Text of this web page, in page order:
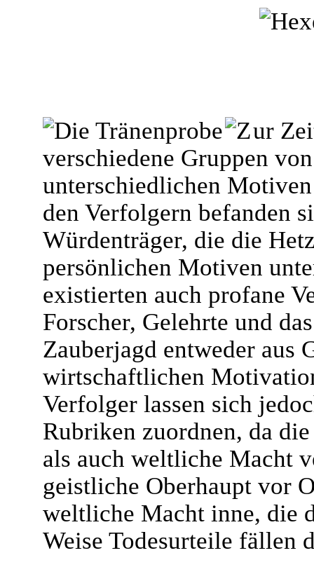
ur
verschiedene Gruppen
unterschiedlichen
den Verfolgern befanden
Würdenträger, die die
persönlichen Motiven
existierten auch profane
Forscher, Gelehrte und
Zauberjagd entweder aus
wirtschaftlichen
Verfolger lassen sich
Rubriken zuordnen, da
als auch weltliche Macht
geistliche Oberhaupt vor
weltliche Macht inne, die
Weise Todesurteile fällen